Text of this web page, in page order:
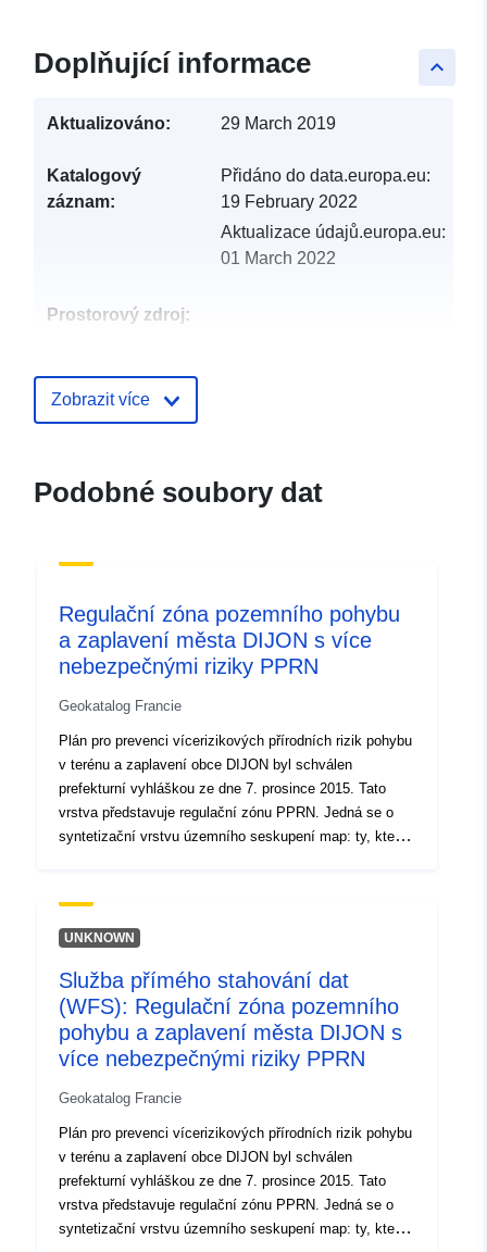
keyboard_arrow_up
Doplňující informace
Aktualizováno: 29 March 2019
Katalogový
záznam:
Přidáno do data.europa.eu:
19 February 2022
Aktualizace údajů.europa.eu:
01 March 2022
Prostorový zdroj:
3a9c36b8016e
473f-86db-e5dc43ca1d12
Typ:
Datový zdroj:
http://inspire.ec.europa.eu/
Zobrazit více
Podobné soubory dat
Regulační zóna pozemního pohybu
a zaplavení města DIJON s více
nebezpečnými riziky PPRN
Geokatalog Francie
Plán pro prevenci vícerizikových přírodních rizik pohybu
v terénu a zaplavení obce DIJON byl schválen
prefekturní vyhláškou ze dne 7. prosince 2015. Tato
vrstva představuje regulační zónu PPRN. Jedná se o
syntetizační vrstvu územního seskupení map: ty, které
UNKNOWN
Služba přímého stahování dat
(WFS): Regulační zóna pozemního
pohybu a zaplavení města DIJON s
více nebezpečnými riziky PPRN
Geokatalog Francie
Plán pro prevenci vícerizikových přírodních rizik pohybu
v terénu a zaplavení obce DIJON byl schválen
prefekturní vyhláškou ze dne 7. prosince 2015. Tato
vrstva představuje regulační zónu PPRN. Jedná se o
syntetizační vrstvu územního seskupení map: ty, které